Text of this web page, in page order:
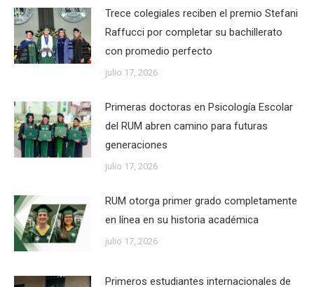
Trece colegiales reciben el premio Stefani
Raffucci por completar su bachillerato
con promedio perfecto
julio 17, 2026
Primeras doctoras en Psicología Escolar
del RUM abren camino para futuras
generaciones
julio 17, 2026
RUM otorga primer grado completamente
en línea en su historia académica
julio 17, 2026
Primeros estudiantes internacionales de